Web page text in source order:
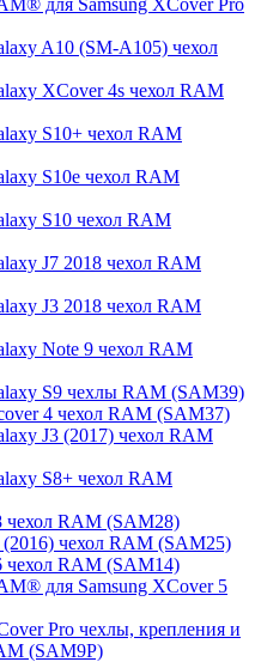
для Samsung XCover Pro
A10 (SM-A105) чехол
XCover 4s чехол RAM
S10+ чехол RAM
S10e чехол RAM
S10 чехол RAM
J7 2018 чехол RAM
J3 2018 чехол RAM
Note 9 чехол RAM
S9 чехлы RAM (SAM39)
4 чехол RAM (SAM37)
J3 (2017) чехол RAM
S8+ чехол RAM
чехол RAM (SAM28)
(2016) чехол RAM (SAM25)
чехол RAM (SAM14)
для Samsung XCover 5
Pro чехлы, крепления и
(SAM9P)